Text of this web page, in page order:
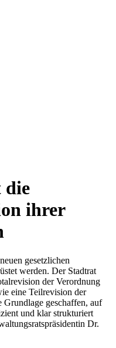
die
ihrer
gesetzlichen
werden. Der Stadtrat
der Verordnung
eine Teilrevision der
geschaffen, auf
und klar strukturiert
Dr.